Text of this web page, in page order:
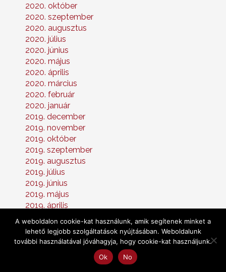
2020. október
2020. szeptember
2020. augusztus
2020. július
2020. június
2020. május
2020. április
2020. március
2020. február
2020. január
2019. december
2019. november
2019. október
2019. szeptember
2019. augusztus
2019. július
2019. június
2019. május
2019. április
2019. február
2019. január
A weboldalon cookie-kat használunk, amik segítenek minket a
lehető legjobb szolgáltatások nyújtásában. Weboldalunk
további használatával jóváhagyja, hogy cookie-kat használjunk.
Ok
No